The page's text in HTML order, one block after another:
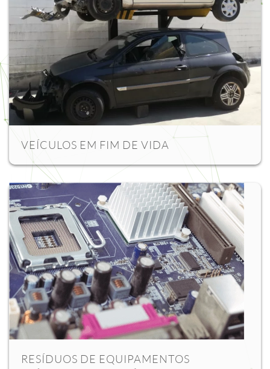
VEÍCULOS EM FIM DE VIDA
RESÍDUOS DE EQUIPAMENTOS